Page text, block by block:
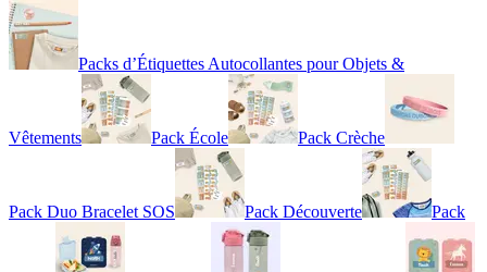
Packs d’Étiquettes Autocollantes pour Objets &
Vêtements Pack École Pack Crèche
Pack Duo Bracelet SOS Pack Découverte Pack